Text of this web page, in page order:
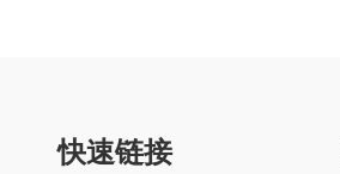
快速链接